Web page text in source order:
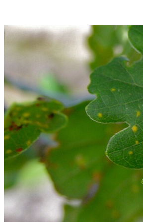
Terremotos
Topográficos
Vértices Geodésicos